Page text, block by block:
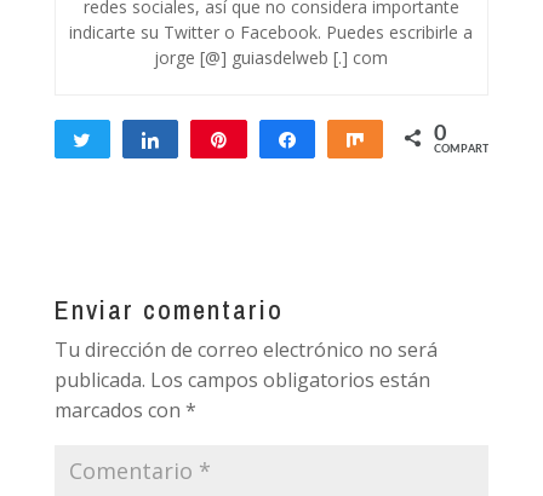
redes sociales, así que no considera importante
indicarte su Twitter o Facebook. Puedes escribirle a
jorge [@] guiasdelweb [.] com
Twittear Compartir Compartir Compartir
0
COMPARTIR
Enviar comentario
Tu dirección de correo electrónico no será
publicada. Los campos obligatorios están
marcados con *